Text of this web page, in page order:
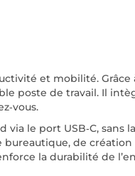
et mobilité. Grâce
poste de travail. Il
le port USB‑C, sans
de création
la durabilité de